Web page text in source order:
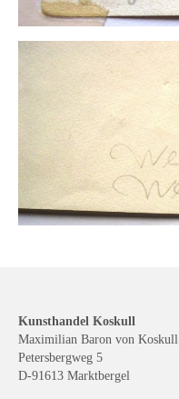
Kunsthandel Koskull
Maximilian Baron von Koskull
Petersbergweg 5
D-91613 Marktbergel